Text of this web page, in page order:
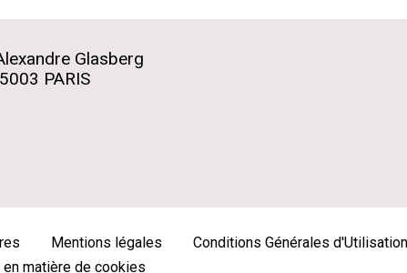
Glasberg
PARIS
Mentions légales
Conditions Générales d'Utilisation
matière de cookies